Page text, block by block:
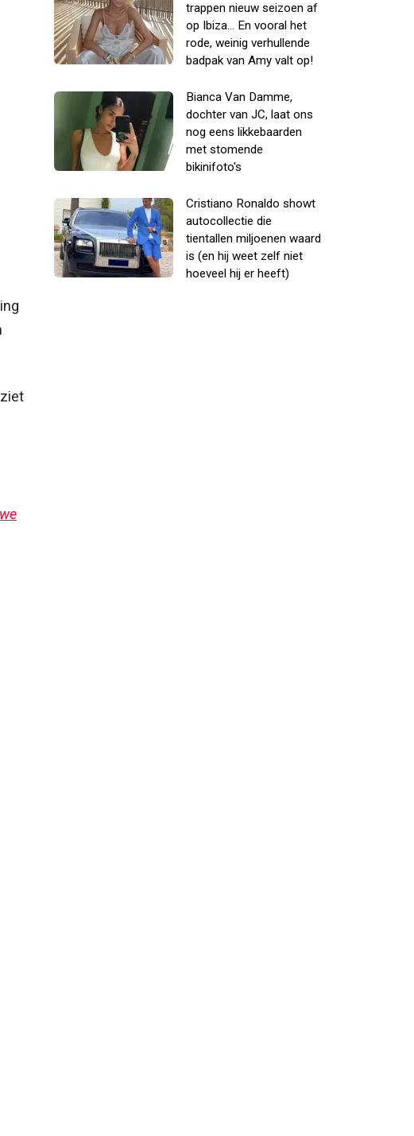
trappen nieuw seizoen af
op Ibiza... En vooral het
rode, weinig verhullende
badpak van Amy valt op!
Bianca Van Damme,
dochter van JC, laat ons
nog eens likkebaarden
met stomende
bikinifoto's
Cristiano Ronaldo showt
autocollectie die
tientallen miljoenen waard
is (en hij weet zelf niet
hoeveel hij er heeft)